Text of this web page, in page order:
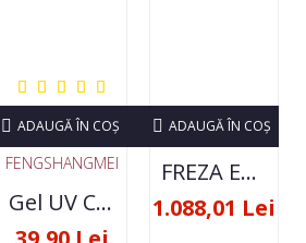
FENGSHANGMEI
Gel UV Constructie FSM 50ML - 07
ADAUGĂ ÎN COŞ
FREZA ELECTRICA STRONG 210 35000 RPM- ORIGINALA
1.088,01 Lei
ADAUGĂ ÎN COŞ